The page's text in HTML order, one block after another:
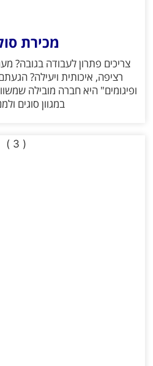
מכירת
צריכים פתרון לעבודה בגובה?
רציפה, איכותית ויעילה?
ופיגומים" היא חברה מובילה
במגוון סוגים
( 3 )